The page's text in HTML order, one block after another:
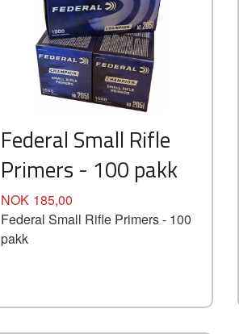
Federal Small Rifle
Primers - 100 pakk
Pris
NOK 185,00
Federal Small Rifle Primers - 100
pakk